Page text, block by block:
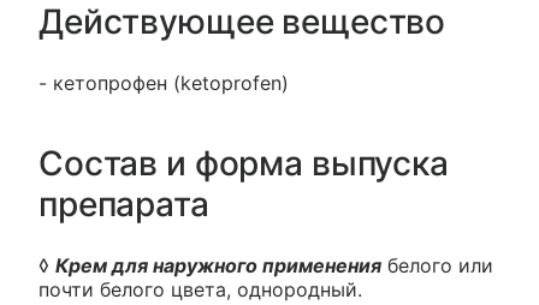
Действующее вещество
- кетопрофен (ketoprofen)
Состав и форма выпуска
препарата
◊ Крем для наружного применения белого или
почти белого цвета, однородный.